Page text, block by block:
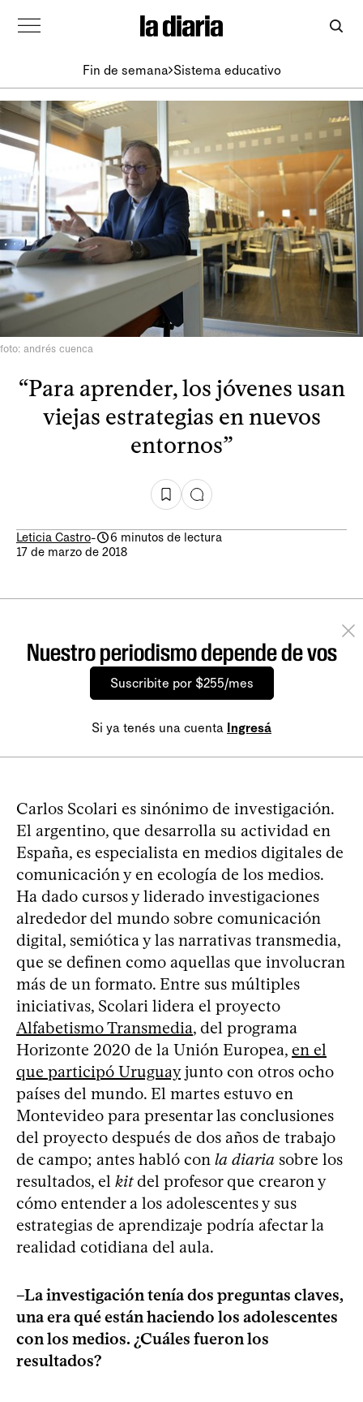
Fin de semana Sistema educativo
foto: andrés cuenca
“Para aprender, los jóvenes usan
viejas estrategias en nuevos
entornos”
Leticia Castro-
6 minutos de lectura
17 de marzo de 2018
Nuestro periodismo depende de vos
Suscribite por $255/mes
Si ya tenés una cuenta Ingresá
Carlos Scolari es sinónimo de investigación.
El argentino, que desarrolla su actividad en
España, es especialista en medios digitales de
comunicación y en ecología de los medios.
Ha dado cursos y liderado investigaciones
alrededor del mundo sobre comunicación
digital, semiótica y las narrativas transmedia,
que se definen como aquellas que involucran
más de un formato. Entre sus múltiples
iniciativas, Scolari lidera el proyecto
Alfabetismo Transmedia, del programa
Horizonte 2020 de la Unión Europea, en el
que participó Uruguayjunto con otros ocho
países del mundo. El martes estuvo en
Montevideo para presentar las conclusiones
del proyecto después de dos años de trabajo
de campo; antes habló con la diaria sobre los
resultados, el kitdel profesor que crearon y
cómo entender a los adolescentes y sus
estrategias de aprendizaje podría afectar la
realidad cotidiana del aula.
–La investigación tenía dos preguntas claves,
una era qué están haciendo los adolescentes
con los medios. ¿Cuáles fueron los
resultados?